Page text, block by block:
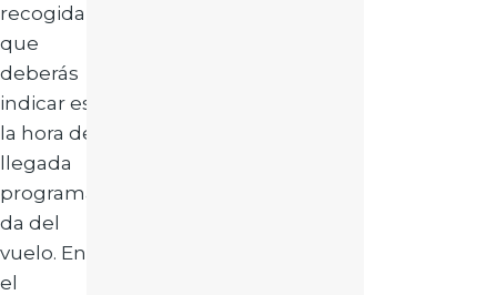
recogida
que
deberás
indicar es
la hora de
llegada
programa
da del
vuelo. En
el